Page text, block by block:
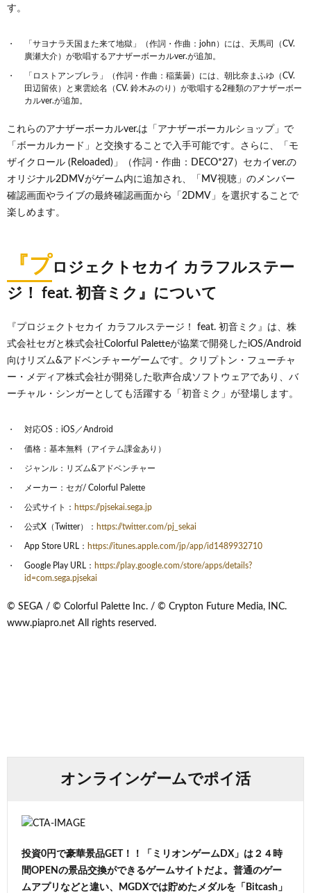
す。
「サヨナラ天国また来て地獄」（作詞・作曲：john）には、天馬司（CV.
廣瀬大介）が歌唱するアナザーボーカルver.が追加。
「ロストアンブレラ」（作詞・作曲：稲葉曇）には、朝比奈まふゆ（CV.
田辺留依）と東雲絵名（CV. 鈴木みのり）が歌唱する2種類のアナザーボー
カルver.が追加。
これらのアナザーボーカルver.は「アナザーボーカルショップ」で
「ボーカルカード」と交換することで入手可能です。さらに、「モ
ザイクロール (Reloaded)」（作詞・作曲：DECO*27）セカイver.の
オリジナル2DMVがゲーム内に追加され、「MV視聴」のメンバー
確認画面やライブの最終確認画面から「2DMV」を選択することで
楽しめます。
『プロジェクトセカイ カラフルステー
ジ！ feat. 初音ミク』について
『プロジェクトセカイ カラフルステージ！ feat. 初音ミク』は、株
式会社セガと株式会社Colorful Paletteが協業で開発したiOS/Android
向けリズム&アドベンチャーゲームです。クリプトン・フューチャ
ー・メディア株式会社が開発した歌声合成ソフトウェアであり、バ
ーチャル・シンガーとしても活躍する「初音ミク」が登場します。
対応OS：iOS／Android
価格：基本無料（アイテム課金あり）
ジャンル：リズム&アドベンチャー
メーカー：セガ/ Colorful Palette
公式サイト： https://pjsekai.sega.jp
公式X（Twitter）： https://twitter.com/pj_sekai
App Store URL： https://itunes.apple.com/jp/app/id1489932710
Google Play URL： https://play.google.com/store/apps/details?
id=com.sega.pjsekai
© SEGA / © Colorful Palette Inc. / © Crypton Future Media, INC.
www.piapro.net All rights reserved.
オンラインゲームでポイ活
投資0円で豪華景品GET！！「ミリオンゲームDX」は２４時
間OPENの景品交換ができるゲームサイトだよ。普通のゲー
ムアプリなどと違い、MGDXでは貯めたメダルを「Bitcash」